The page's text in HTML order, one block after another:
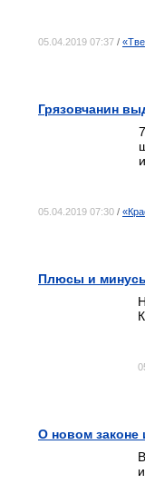
05.04.2019 07:37 /
Грязовчанин
05.04.2019 07:30 /
Плюсы и
О новом законе